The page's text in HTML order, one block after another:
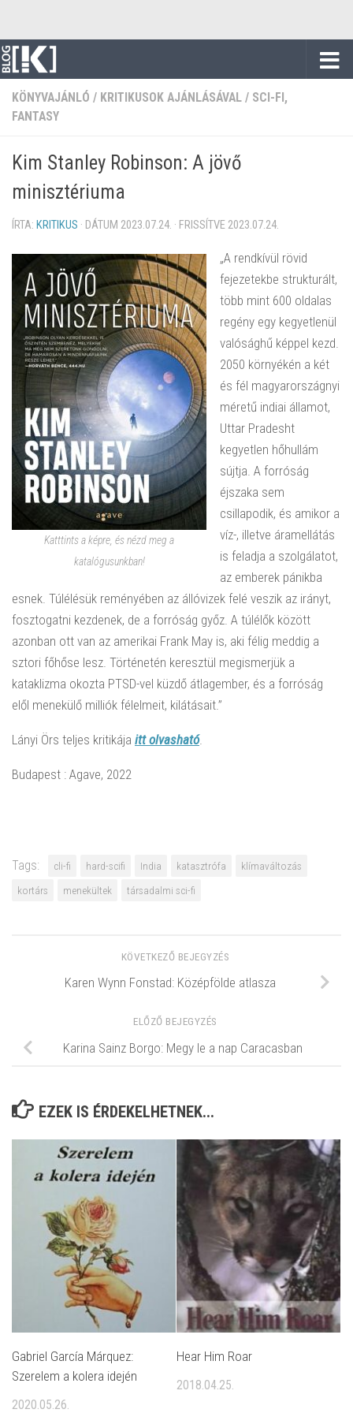
KÖNYVAJÁNLÓ / KRITIKUSOK AJÁNLÁSÁVAL / SCI-FI,
FANTASY
Kim Stanley Robinson: A jövő
minisztériuma
ÍRTA: KRITIKUS · DÁTUM 2023.07.24. · FRISSÍTVE 2023.07.24.
Katttints a képre, és nézd meg a
katalógusunkban!
„A rendkívül rövid
fejezetekbe strukturált,
több mint 600 oldalas
regény egy kegyetlenül
valósághű képpel kezd.
2050 környékén a két
és fél magyarországnyi
méretű indiai államot,
Uttar Pradesht
kegyetlen hőhullám
sújtja. A forróság
éjszaka sem
csillapodik, és amikor a
víz-, illetve áramellátás
is feladja a szolgálatot,
az emberek pánikba
esnek. Túlélésük reményében az állóvizek felé veszik az irányt,
fosztogatni kezdenek, de a forróság győz. A túlélők között
azonban ott van az amerikai Frank May is, aki félig meddig a
sztori főhőse lesz. Történetén keresztül megismerjük a
kataklizma okozta PTSD-vel küzdő átlagember, és a forróság
elől menekülő milliók félelmeit, kilátásait.”
Lányi Örs teljes kritikája itt olvasható.
Budapest : Agave, 2022
Tags: cli-fi hard-scifi India katasztrófa
klímaváltozás
kortárs
menekültek társadalmi sci-fi
KÖVETKEZŐ BEJEGYZÉS
Karen Wynn Fonstad: Középfölde atlasza
ELŐZŐ BEJEGYZÉS
Karina Sainz Borgo: Megy le a nap Caracasban
EZEK IS ÉRDEKELHETNEK...
Gabriel García Márquez:
Szerelem a kolera idején
2020.05.26.
Hear Him Roar
2018.04.25.